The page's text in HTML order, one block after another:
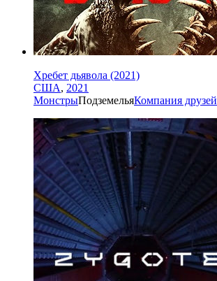
Хребет дьявола (2021)
США, 2021
МонстрыПодземельяКомпания друзей